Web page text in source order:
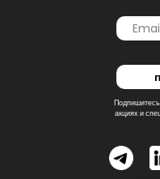
акциях и